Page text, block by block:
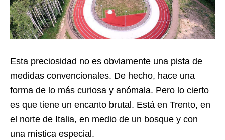
Esta preciosidad no es obviamente una pista de
medidas convencionales. De hecho, hace una
forma de lo más curiosa y anómala. Pero lo cierto
es que tiene un encanto brutal. Está en Trento, en
el norte de Italia, en medio de un bosque y con
una mística especial.